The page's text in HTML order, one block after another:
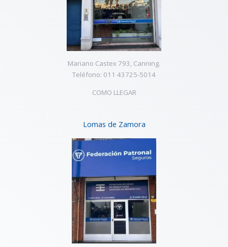
Mariano Castex 793, Canning.
Teléfono: 011 43725-5014
COMO LLEGAR
Lomas de Zamora